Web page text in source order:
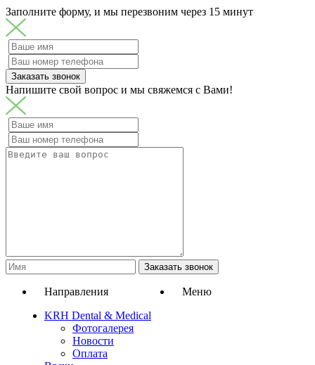
Заполните форму, и мы перезвоним через 15 минут
Заказать звонок
Напишите свой вопрос и мы свяжемся с Вами!
Заказать звонок
Направления
Меню
KRH Dental & Medical
Фотогалерея
Новости
Оплата